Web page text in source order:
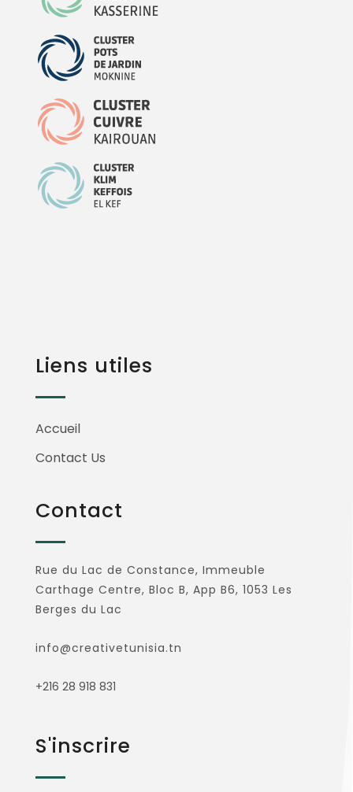
Liens utiles
Accueil
Contact Us
Contact
Rue du Lac de Constance, Immeuble
Carthage Centre, Bloc B, App B6, 1053 Les
Berges du Lac
info@creativetunisia.tn
+216 28 918 831
S'inscrire